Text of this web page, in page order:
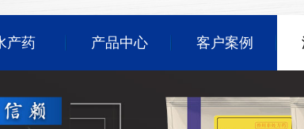
产药 产品中心 客户案例